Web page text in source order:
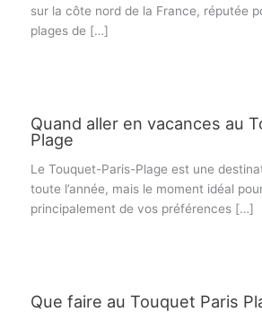
sur la côte nord de la France, réputée
plages de […]
Quand aller en vacances au
Plage
Le Touquet-Paris-Plage est une
toute l’année, mais le moment idéal
principalement de vos préférences […]
Que faire au Touquet Paris